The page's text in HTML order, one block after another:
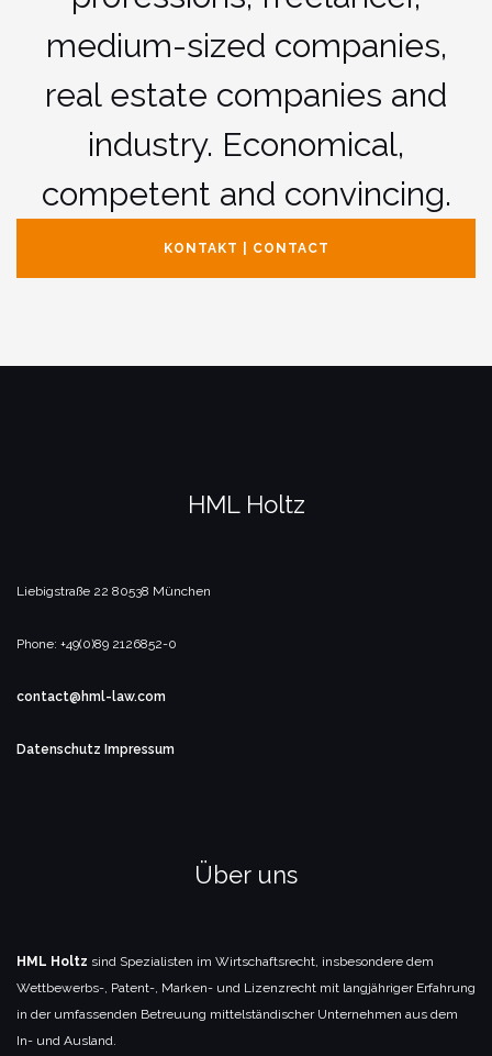
medium-sized companies,
real estate companies and
industry. Economical,
competent and convincing.
KONTAKT | CONTACT
HML Holtz
Liebigstraße 22 80538 München
Phone: +49(0)89 2126852-0
contact@hml-law.com
Datenschutz Impressum
Über uns
HML Holtz sind Spezialisten im Wirtschaftsrecht, insbesondere dem
Wettbewerbs-, Patent-, Marken- und Lizenzrecht mit langjähriger Erfahrung
in der umfassenden Betreuung mittelständischer Unternehmen aus dem
In- und Ausland.